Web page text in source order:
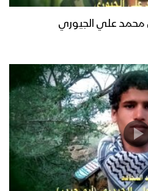
محمد علي الجيوري